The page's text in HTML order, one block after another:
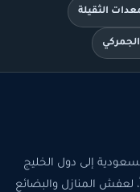
الثقيلة
إلى دول الخليج
لعفش المنازل والبضائع